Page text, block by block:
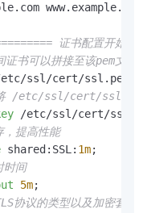
证书配置开始
证书可以拼接至该pem
ssl/cert/ssl.pem;
/etc/ssl/cert/ssl.key
/etc/ssl/cert/
提高性能
shared:SSL: 1m;
时间
5m;
协议的类型以及加密套件